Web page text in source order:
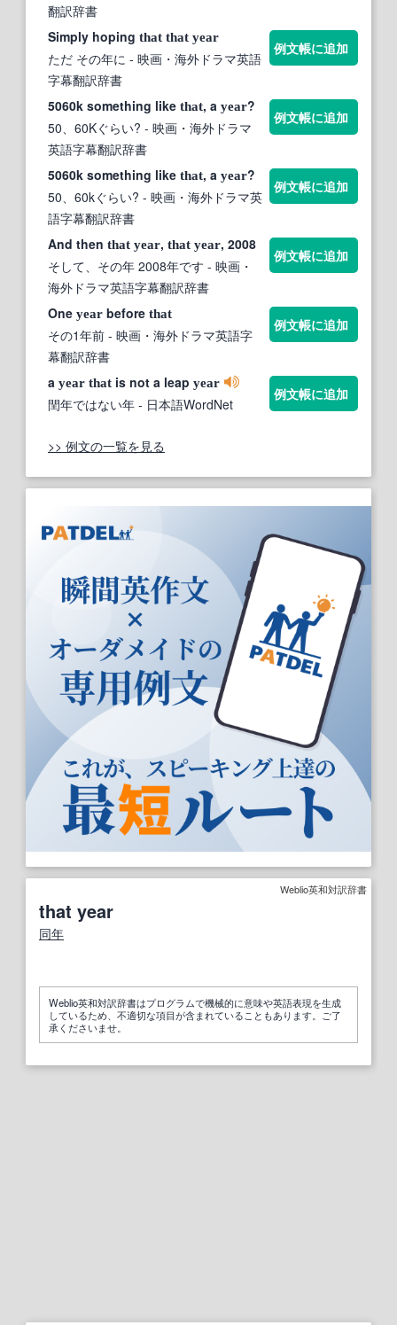
翻訳辞書
Simply hoping that that year
ただ その年に - 映画・海外ドラマ英語
字幕翻訳辞書
例文帳に追加
5060k something like that, a year?
50、60Kぐらい? - 映画・海外ドラマ
英語字幕翻訳辞書
例文帳に追加
5060k something like that, a year?
50、60kぐらい? - 映画・海外ドラマ英
語字幕翻訳辞書
例文帳に追加
And then that year, that year, 2008
そして、その年 2008年です - 映画・
海外ドラマ英語字幕翻訳辞書
例文帳に追加
One year before that
その1年前 - 映画・海外ドラマ英語字
幕翻訳辞書
例文帳に追加
a year that is not a leap year
閏年ではない年 - 日本語WordNet
例文帳に追加
>> 例文の一覧を見る
Weblio英和対訳辞書
that year
同年
Weblio英和対訳辞書はプログラムで機械的に意味や英語表現を生成
しているため、不適切な項目が含まれていることもあります。ご了
承くださいませ。